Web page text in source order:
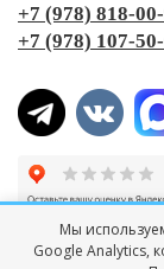
+7 (978) 818-
+7 (978) 107-
© Все права
Мы
Google Analytics,